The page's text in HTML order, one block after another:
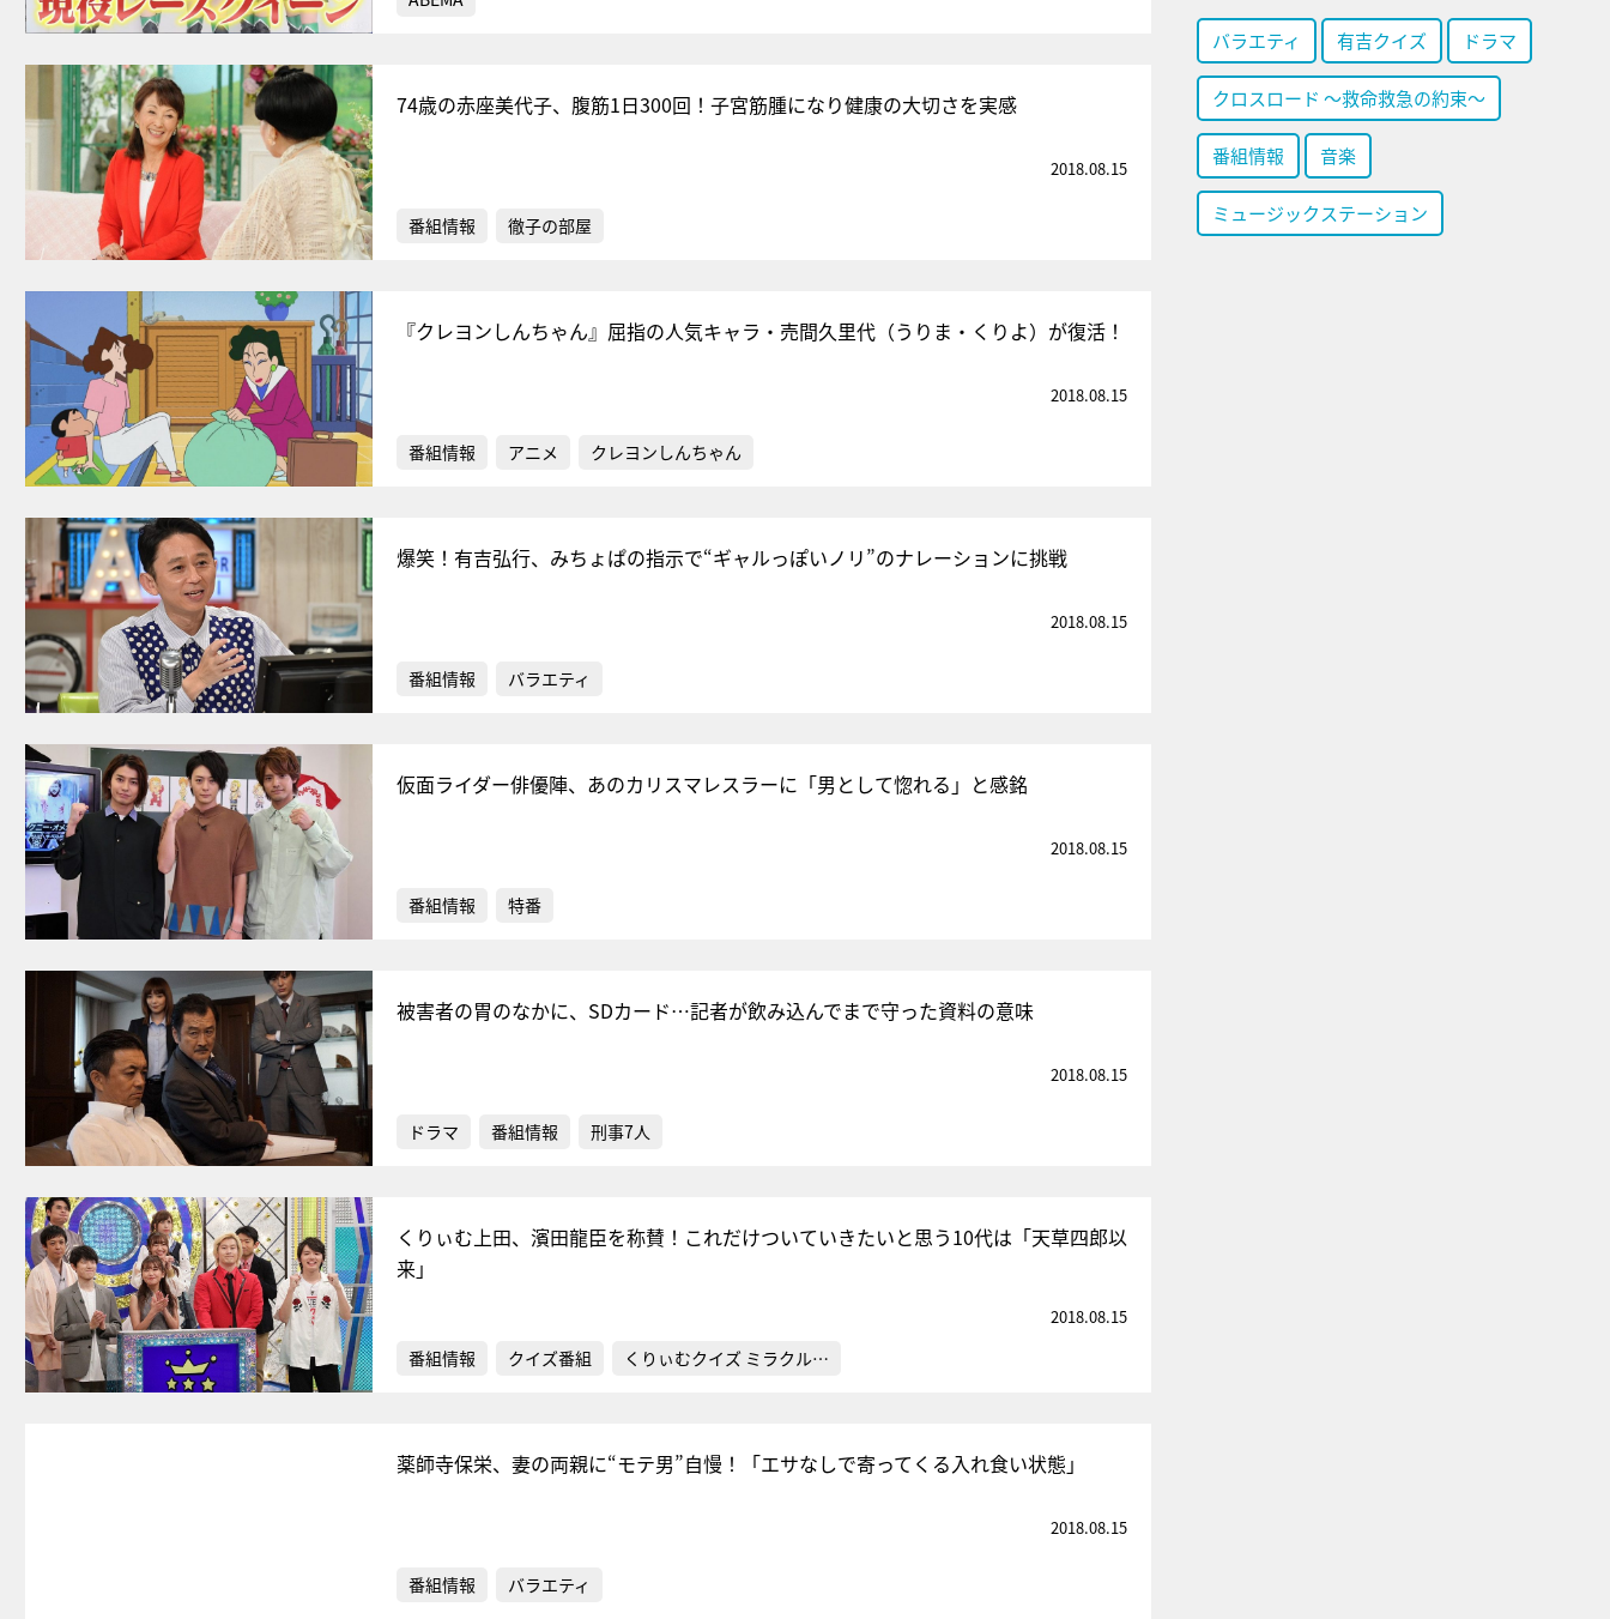
74歳の赤座美代子、腹筋1日300回！子宮筋腫になり健康の大切さを実感
2018.08.15
番組情報 徹子の部屋
『クレヨンしんちゃん』屈指の人気キャラ・売間久里代（うりま・くりよ）が復活！
2018.08.15
番組情報 アニメ クレヨンしんちゃん
爆笑！有吉弘行、みちょぱの指示で“ギャルっぽいノリ”のナレーションに挑戦
2018.08.15
番組情報 バラエティ
仮面ライダー俳優陣、あのカリスマレスラーに「男として惚れる」と感銘
2018.08.15
番組情報 特番
被害者の胃のなかに、SDカード…記者が飲み込んでまで守った資料の意味
2018.08.15
ドラマ 番組情報 刑事7人
くりぃむ上田、濱田龍臣を称賛！これだけついていきたいと思う10代は「天草四郎以
来」
2018.08.15
番組情報 クイズ番組 くりぃむクイズ ミラクル…
薬師寺保栄、妻の両親に“モテ男”自慢！「エサなしで寄ってくる入れ食い状態」
2018.08.15
番組情報 バラエティ
バラエティ 有吉クイズ ドラマ
クロスロード ～救命救急の約束～
番組情報 音楽
ミュージックステーション